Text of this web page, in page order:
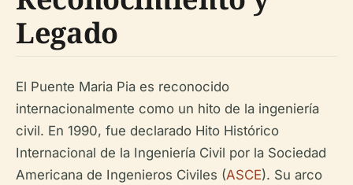
Legado
El Puente Maria Pia es reconocido
internacionalmente como un hito de la ingeniería
civil. En 1990, fue declarado Hito Histórico
Internacional de la Ingeniería Civil por la Sociedad
Americana de Ingenieros Civiles (ASCE). Su arco